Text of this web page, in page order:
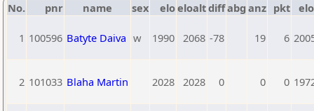
No. pnr name sex eloeloaltdiffabg anz pkt
1 100596 Batyte Daiva w 1990 2068 -78 19 6
2 101033 Blaha Martin 2028 2028 0 0 0